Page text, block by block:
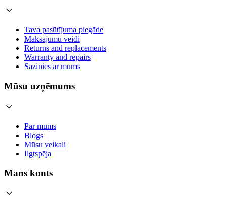
Tava pasūtījuma piegāde
Maksājumu veidi
Returns and replacements
Warranty and repairs
Sazinies ar mums
Mūsu uzņēmums
Par mums
Blogs
Mūsu veikali
Ilgtspēja
Mans konts